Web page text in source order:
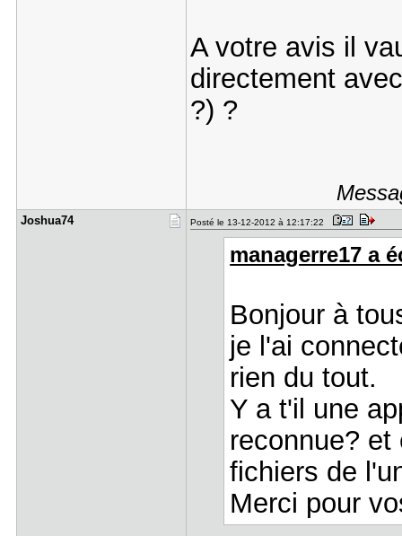
A votre avis il
directement
?) ?
Joshua74 Posté le 13-12-2012 à 12:17:22
managerre17 a
Bonjour à
je l'ai
rien du tout.
Y a t'il une
reconnue?
fichiers de
Merci pour